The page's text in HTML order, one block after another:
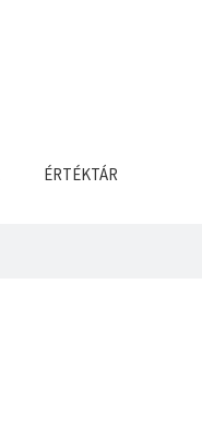
ÉRTÉKTÁR